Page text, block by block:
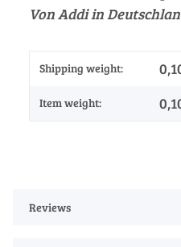
Von Addi in
Shipping weight:
Item weight:
Reviews